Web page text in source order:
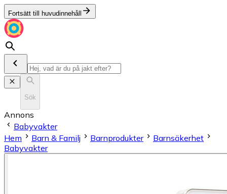
Fortsätt till huvudinnehåll
Sök
Annons
Babyvakter
Hem
Barn & Familj Barnprodukter
Barnsäkerhet
Babyvakter